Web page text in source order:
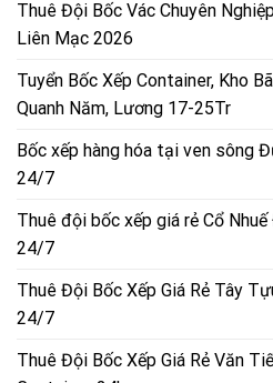
Thuê Đội Bốc Vác Chuyên
Liên Mạc 2026
Tuyển Bốc Xếp Container, Kho
Quanh Năm, Lương 17-25Tr
Bốc xếp hàng hóa tại ven sông
24/7
Thuê đội bốc xếp giá rẻ Cổ
24/7
Thuê Đội Bốc Xếp Giá Rẻ Tây
24/7
Thuê Đội Bốc Xếp Giá Rẻ Văn